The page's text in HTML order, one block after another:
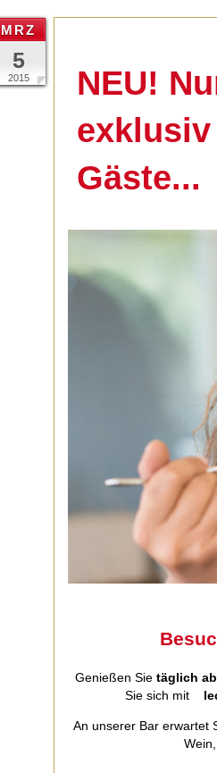
2015
5
MRZ
NEU!
Gäste...
Genießen Sie täglich
Sie sich mit
An unserer Bar erwartet